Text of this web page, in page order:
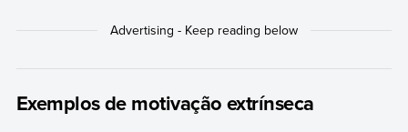
Exemplos de motivação extrínseca